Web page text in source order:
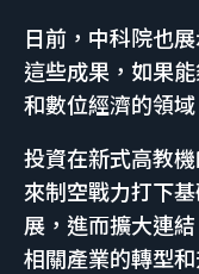
日前，中科院也
這些成果，如果
和數位經濟的領
投資在新式高教
來制空戰力打下
展，進而擴大連
相關產業的轉型和